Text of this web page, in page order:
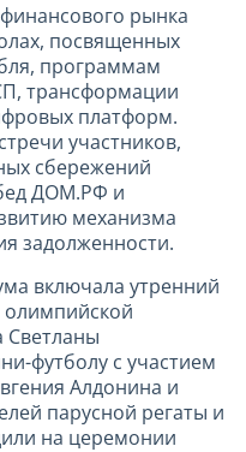
рынка
посвященных
программам
трансформации
платформ.
участников,
сбережений
ДОМ.РФ и
механизма
задолженности.
включала утренний
олимпийской
футболу с участием
Алдонина и
парусной регаты и
на церемонии